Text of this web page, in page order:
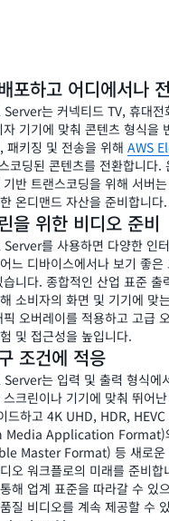
포하고 어디에서나
는 커넥티드 TV, 휴대전
기기에 맞춰 콘텐츠 형식을
패키징 및 전송을 위해 AWS
코딩된 콘텐츠를 전환합니다.
반 트랜스코딩을 위해 서버
온디맨드 자산을 준비합니다.
을 위한 비디오 준비
를 사용하면 다양한 인
느 디바이스에서나 보기 좋은
니다. 종합적인 산업 표준 출
소비자의 화면 및 기기에 맞
오버레이를 적용하고 고급
및 접근성을 높입니다.
조건에 적응
는 입력 및 출력 형식에
크린이나 기기에 맞춰 뛰어
드하고 4K UHD, HDR,
Media Application Format)
Master Format) 등 새로운
오 워크플로의 미래를 준비합
해 업계 표준을 따라갈 수 있
질 비디오를 계속 제공할 수